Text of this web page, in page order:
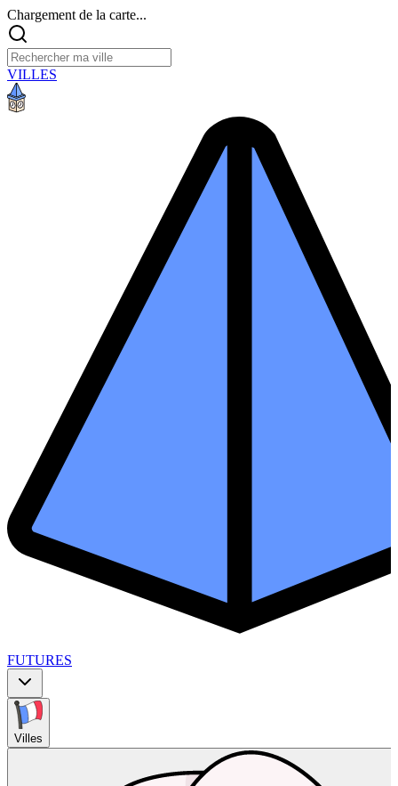
Chargement de la carte...
VILLES
FUTURES
Villes